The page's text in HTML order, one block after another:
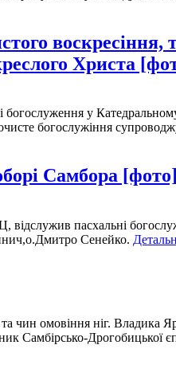
воскресіння,
Христа
у
богослужіння
Самбора [фото]
відслужив пасхальні
Сенейко.
чин омовіння ніг. Владика
Самбірсько-Дрогобицької